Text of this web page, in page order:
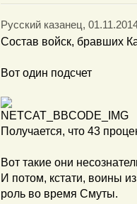
Русский казанец,
Состав войск, бравших
Вот один подсчет
Получается, что 43
Вот такие они
И потом, кстати, воины
роль во время Смуты.